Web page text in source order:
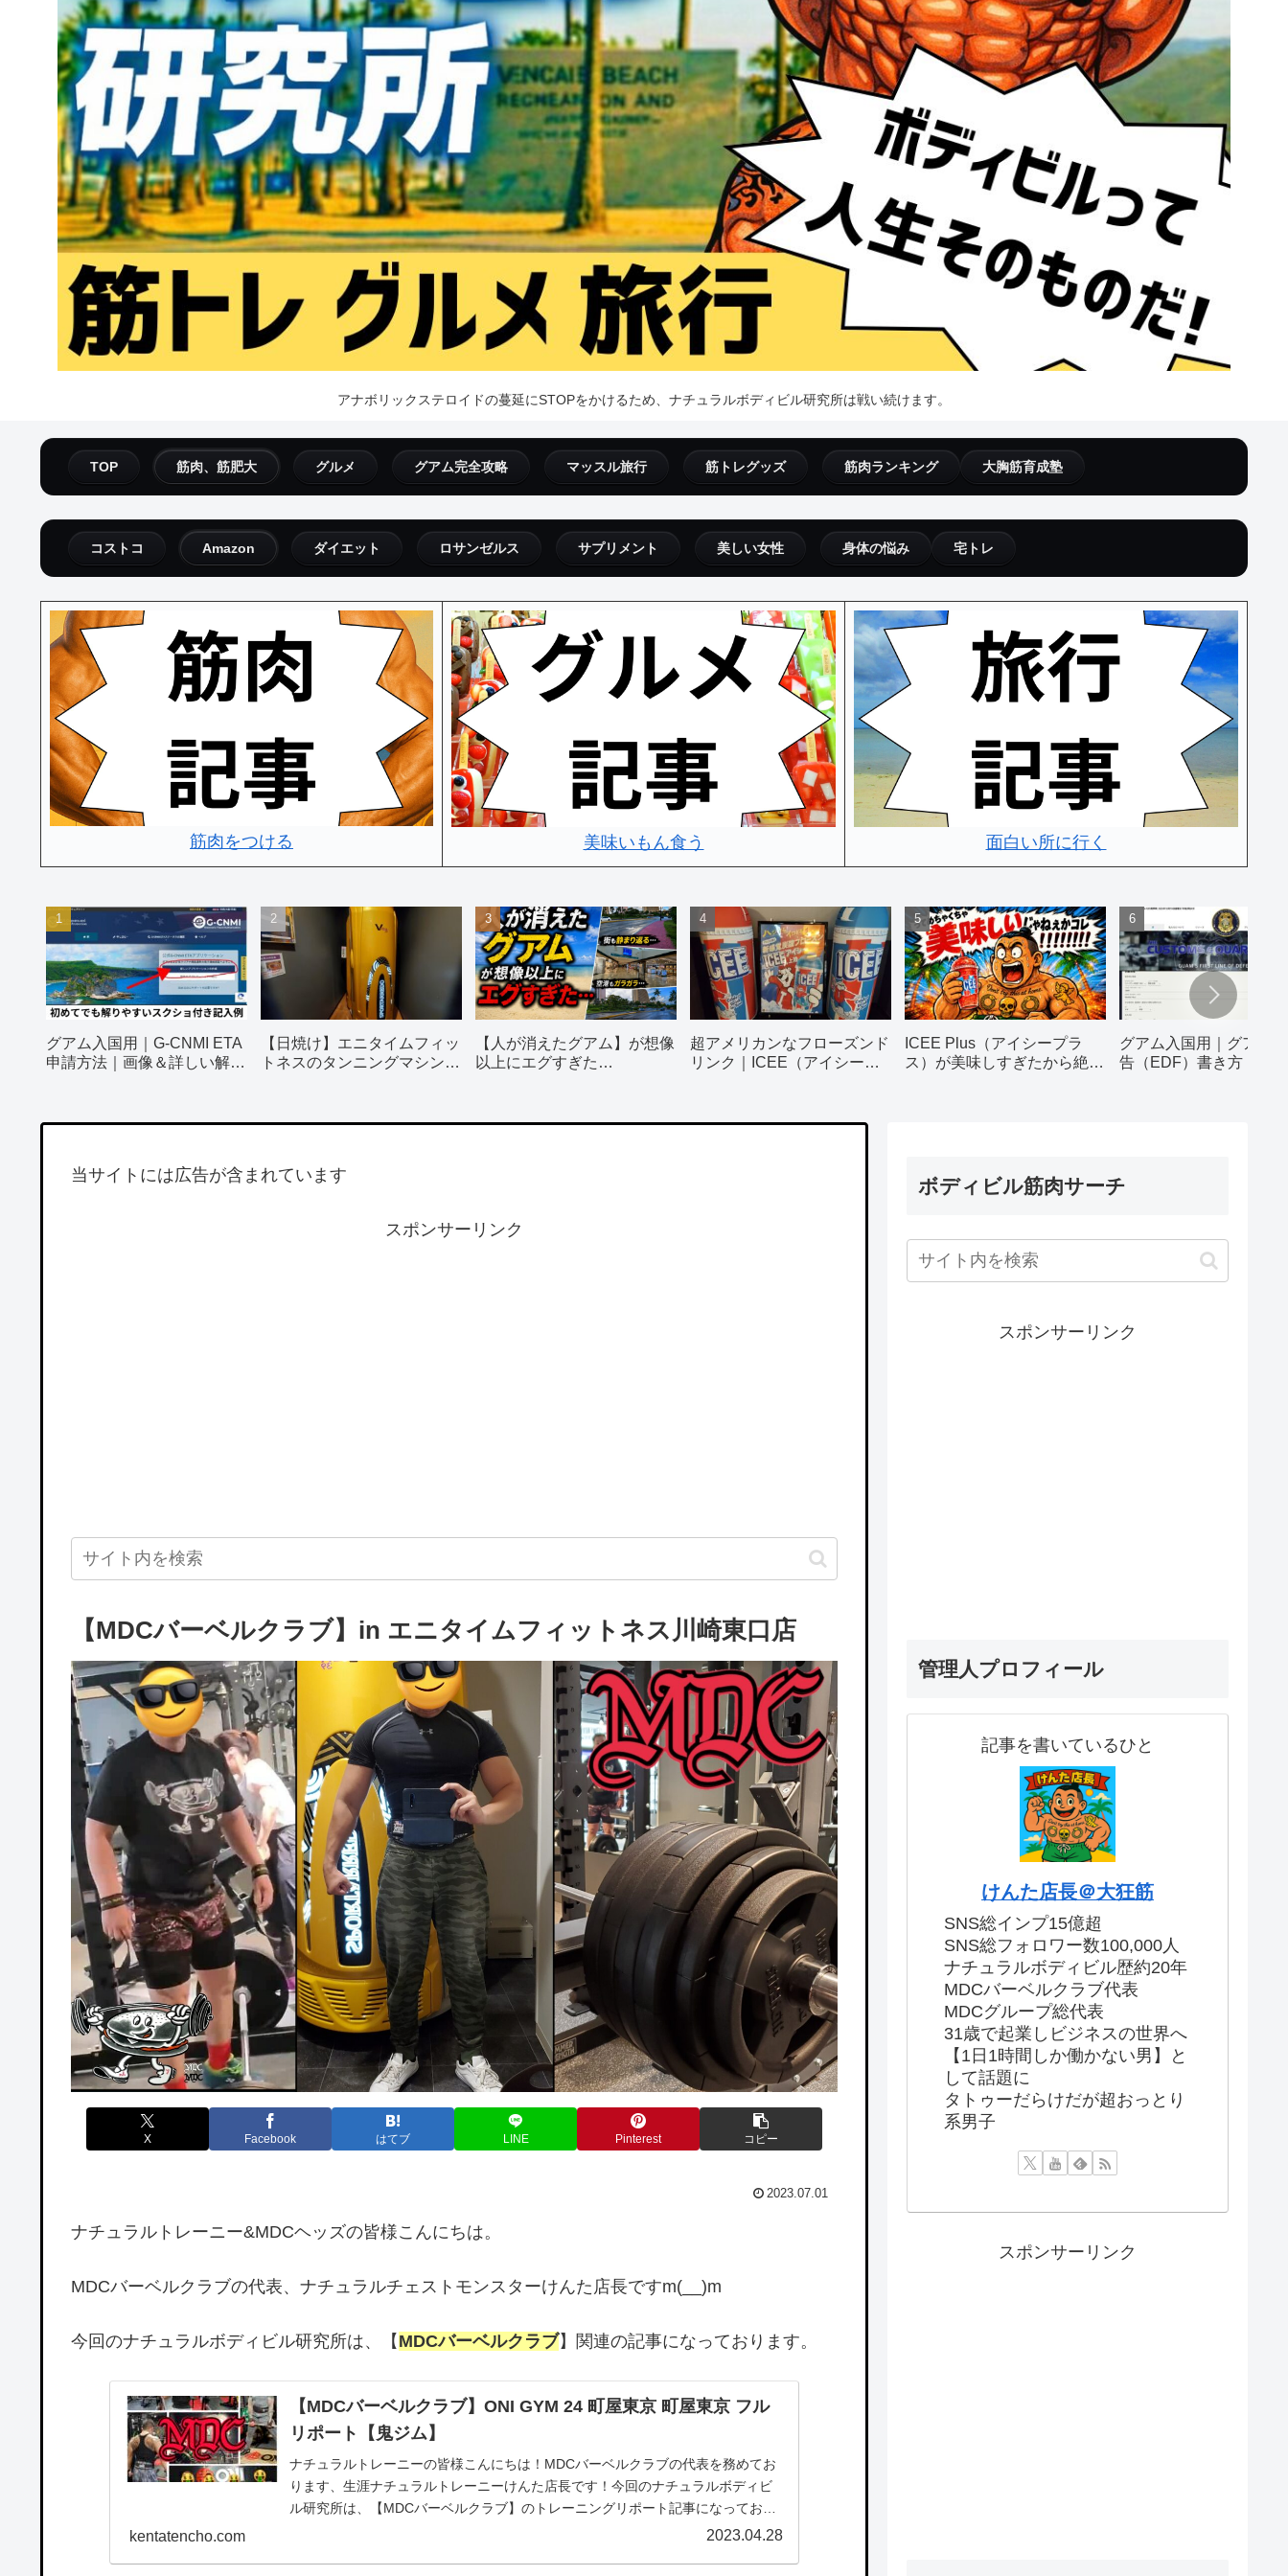
アナボリックステロイドの蔓延にSTOPをかけるため、ナチュラルボディビル研究所は戦い続けます。
TOP 筋肉、筋肥大 グルメ グアム完全攻略 マッスル旅行 筋トレグッズ 筋肉ランキング 大胸筋育成塾
コストコ Amazon ダイエット ロサンゼルス サプリメント 美しい女性 身体の悩み 宅トレ
筋肉をつける 美味いもん食う 面白い所に行く
グアム入国用｜G-CNMI ETA
申請方法｜画像＆詳しい解説
【日焼け】エニタイムフィッ
トネスのタンニングマシン使
【人が消えたグアム】が想像
以上にエグすぎた…
超アメリカンなフローズンド
リンク｜ICEE（アイシー）
ICEE Plus（アイシープラ
ス）が美味しすぎたから絶対
グアム入国用｜グアム
告（EDF）書き方｜ス
当サイトには広告が含まれています
スポンサーリンク
【MDCバーベルクラブ】in エニタイムフィットネス川崎東口店
X Facebook はてブ LINE Pinterest コピー
2023.07.01
ナチュラルトレーニー&MDCヘッズの皆様こんにちは。
MDCバーベルクラブの代表、ナチュラルチェストモンスターけんた店長ですm(__)m
今回のナチュラルボディビル研究所は、【 MDCバーベルクラブ】関連の記事になっております。
【MDCバーベルクラブ】ONI GYM 24 町屋東京 町屋東京 フル
リポート【鬼ジム】
ナチュラルトレーニーの皆様こんにちは！MDCバーベルクラブの代表を務めてお
ります、生涯ナチュラルトレーニーけんた店長です！今回のナチュラルボディビ
ル研究所は、【MDCバーベルクラブ】のトレーニングリポート記事になっており
kentatencho.com 2023.04.28
ボディビル筋肉サーチ
スポンサーリンク
管理人プロフィール
記事を書いているひと
けんた店長＠大狂筋
SNS総インプ15億超
SNS総フォロワー数100,000人
ナチュラルボディビル歴約20年
MDCバーベルクラブ代表
MDCグループ総代表
31歳で起業しビジネスの世界へ
【1日1時間しか働かない男】と
して話題に
タトゥーだらけだが超おっとり
系男子
スポンサーリンク